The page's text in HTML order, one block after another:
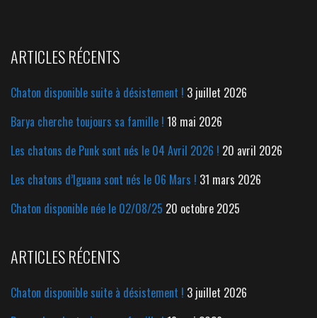
ARTICLES RÉCENTS
Chaton disponible suite à désistement ! 3 juillet 2026
Barya cherche toujours sa famille ! 18 mai 2026
Les chatons de Punk sont nés le 04 Avril 2026 ! 20 avril 2026
Les chatons d’Iguana sont nés le 06 Mars ! 31 mars 2026
Chaton disponible née le 02/08/25 20 octobre 2025
ARTICLES RÉCENTS
Chaton disponible suite à désistement ! 3 juillet 2026